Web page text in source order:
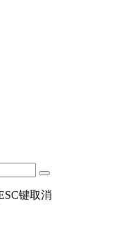
键取消